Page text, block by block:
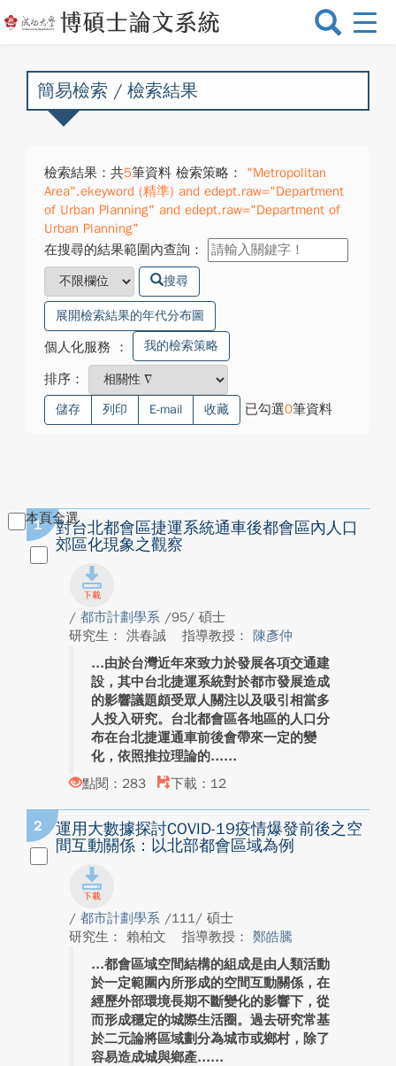
選
換
簡易檢索 / 檢索結果
檢索結果：共5筆資料 檢索策略：
"Metropolitan
Area".ekeyword (精準) and edept.raw="Department
of Urban Planning" and edept.raw="Department of
Urban Planning"
在搜尋的結果範圍內查詢：
搜尋
展開檢索結果的年代分布圖
個人化服務 ： 我的檢索策略
排序：
儲存 列印 E-mail 收藏 已勾選0筆資料
本頁全選
1
對台北都會區捷運系統通車後都會區內人口
郊區化現象之觀察
/ 都市計劃學系 /95/ 碩士
研究生： 洪春誠
指導教授： 陳彥仲
由於台灣近年來致力於發展各項交通建
設，其中台北捷運系統對於都市發展造成
的影響議題頗受眾人關注以及吸引相當多
人投入研究。台北都會區各地區的人口分
布在台北捷運通車前後會帶來一定的變
化，依照推拉理論的...
點閱：283
下載：12
2
運用大數據探討COVID-19疫情爆發前後之空
間互動關係：以北部都會區域為例
/ 都市計劃學系 /111/ 碩士
研究生： 賴柏文
指導教授： 鄭皓騰
都會區域空間結構的組成是由人類活動
於一定範圍內所形成的空間互動關係，在
經歷外部環境長期不斷變化的影響下，從
而形成穩定的城際生活圈。過去研究常基
於二元論將區域劃分為城市或鄉村，除了
容易造成城與鄉產...